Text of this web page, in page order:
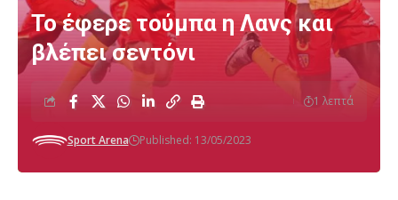
Το έφερε τούμπα η Λανς και
βλέπει σεντόνι
Sport Arena Published: 13/05/2023
1 λεπτά